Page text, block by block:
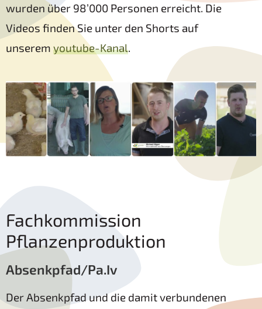
wurden über 98’000 Personen erreicht. Die
Videos finden Sie unter den Shorts auf
unserem youtube-Kanal.
Fachkommission
Pflanzenproduktion
Absenkpfad/Pa.Iv
Der Absenkpfad und die damit verbundenen